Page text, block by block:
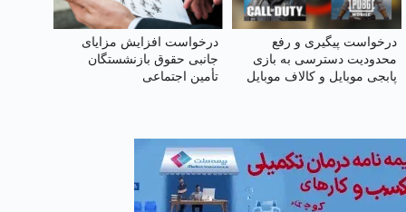
درخواست پیگیری و رفع
محدودیت دسترسی به بازی
پابجی موبایل و کالاف موبایل
درخواست افزایش مزایای
جانبی حقوق بازنشستگان
تأمین اجتماعی